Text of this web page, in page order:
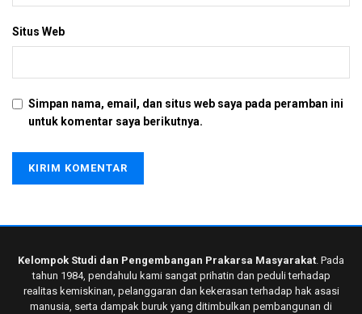
Situs Web
Simpan nama, email, dan situs web saya pada peramban ini
untuk komentar saya berikutnya.
Kelompok Studi dan Pengembangan Prakarsa Masyarakat . Pada
tahun 1984, pendahulu kami sangat prihatin dan peduli terhadap
realitas kemiskinan, pelanggaran dan kekerasan terhadap hak asasi
manusia, serta dampak buruk yang ditimbulkan pembangunan di